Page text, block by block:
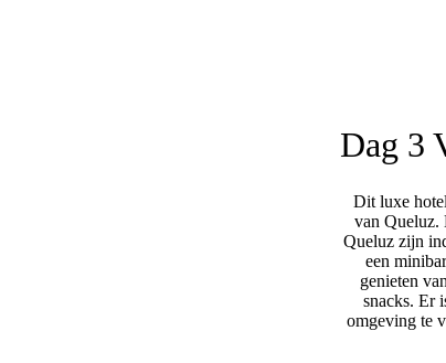
Dag 3
Dit luxe
van Queluz.
Queluz zijn
een
genieten
snacks. Er
omgeving te